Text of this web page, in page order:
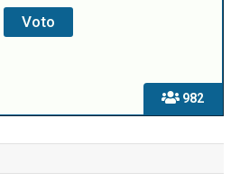
982